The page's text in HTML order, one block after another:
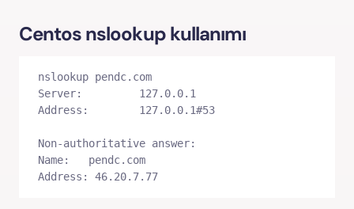
Centos nslookup kullanımı
nslookup pendc.com
Server:         127.0.0.1
Address:        127.0.0.1#53
Non-authoritative answer:
Name:   pendc.com
Address: 46.20.7.77